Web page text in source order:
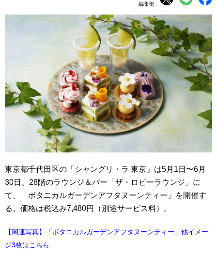
編集部
東京都千代田区の「シャングリ・ラ 東京」は5月1日〜6月
30日、28階のラウンジ＆バー「ザ・ロビーラウンジ」に
て、「ボタニカルガーデンアフタヌーンティー」を開催す
る。価格は税込み7,480円（別途サービス料）。
【関連写真】「ボタニカルガーデンアフタヌーンティー」他イメー
ジ3枚はこちら